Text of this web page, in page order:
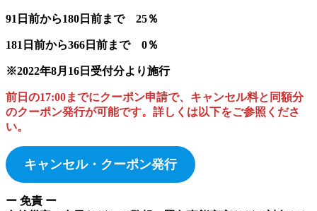
91日前から180日前まで 25％
181日前から366日前まで 0％
※2022年8月16日受付分より施行
前日の17:00までにクーポン申請で、キャンセル料と同額分
のクーポン発行が可能です。詳しくは以下をご参照くださ
い。
キャンセル・クーポン発行
ー 免責 ー